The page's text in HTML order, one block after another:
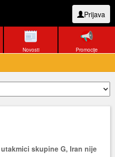
Prijava
Novosti Promocije
skupine G, Iran nije